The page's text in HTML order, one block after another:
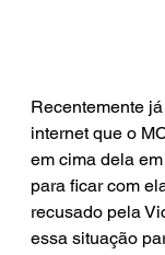
Recentemente
internet que o
em cima dela
para ficar com
recusado pela
essa situação